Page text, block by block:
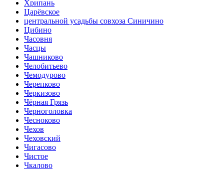
Хрипань
Царёвское
центральной усадьбы совхоза Синичино
Цибино
Часовня
Часцы
Чашниково
Челобитьево
Чемодурово
Черепково
Черкизово
Чёрная Грязь
Черноголовка
Чесноково
Чехов
Чеховский
Чигасово
Чистое
Чкалово